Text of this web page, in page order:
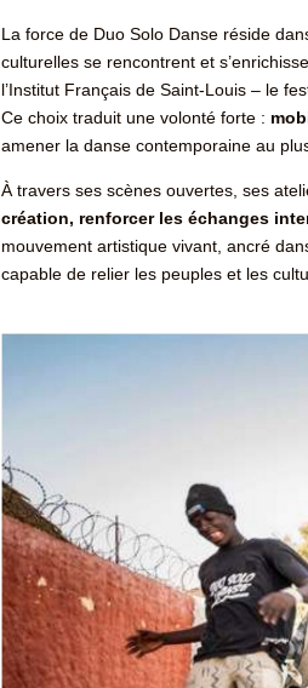
La force de Duo Solo Danse réside
culturelles se rencontrent et
l’Institut Français de Saint-Louis – le
Ce choix traduit une volonté forte :
amener la danse contemporaine au
À travers ses scènes ouvertes, ses
création, renforcer les échanges
mouvement artistique vivant, ancré
capable de relier les peuples et les